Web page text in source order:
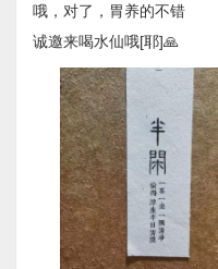
哦，对了，胃养的不错
诚邀来喝水仙哦[耶]🙏